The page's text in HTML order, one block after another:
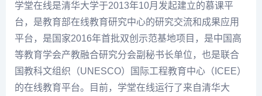
学堂在线是清华大学于2013年10月发起建立的慕课平
台，是教育部在线教育研究中心的研究交流和成果应用
平台，是国家2016年首批双创示范基地项目，是中国高
等教育学会产教融合研究分会副秘书长单位，也是联合
国教科文组织（UNESCO）国际工程教育中心（ICEE）
的在线教育平台。目前，学堂在线运行了来自清华大